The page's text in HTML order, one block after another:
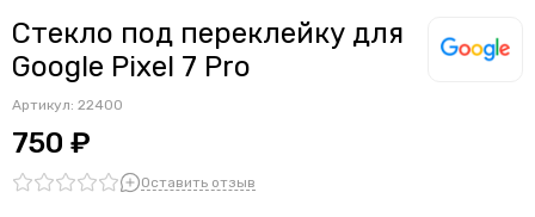
Стекло под переклейку для
Google Pixel 7 Pro
Артикул: 22400
750 ₽
Оставить отзыв